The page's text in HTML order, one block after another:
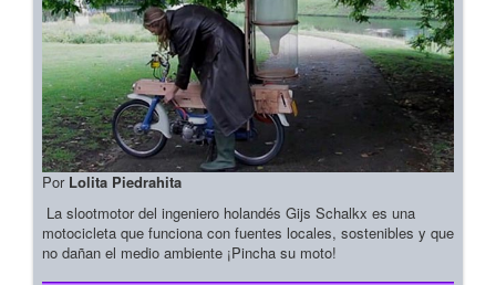
Por Lolita Piedrahita
La slootmotor del ingeniero holandés Gijs Schalkx es una
motocicleta que funciona con fuentes locales, sostenibles y que
no dañan el medio ambiente ¡Pincha su moto!